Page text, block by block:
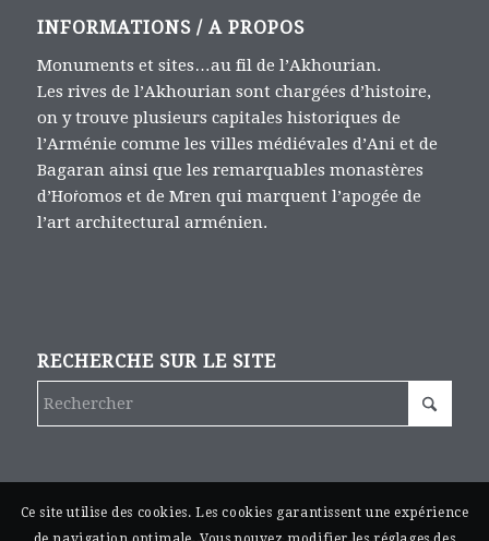
INFORMATIONS / A PROPOS
Monuments et sites…au fil de l’Akhourian.
Les rives de l’Akhourian sont chargées d’histoire,
on y trouve plusieurs capitales historiques de
l’Arménie comme les villes médiévales d’Ani et de
Bagaran ainsi que les remarquables monastères
d’Hoṙomos et de Mren qui marquent l’apogée de
l’art architectural arménien.
RECHERCHE SUR LE SITE
Ce site utilise des cookies. Les cookies garantissent une expérience